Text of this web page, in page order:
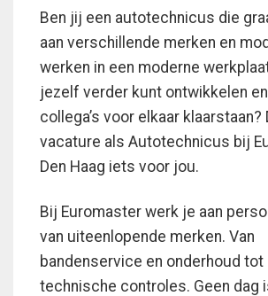
Ben jij een autotechnicus die
aan verschillende merken en
werken in een moderne
jezelf verder kunt ontwikkelen
collega’s voor elkaar klaarstaan?
vacature als Autotechnicus bij
Den Haag iets voor jou.
Bij Euromaster werk je aan
van uiteenlopende merken. Van
bandenservice en onderhoud tot
technische controles. Geen dag